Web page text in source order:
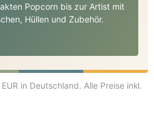
Popcorn bis zur Artist mit
Hüllen und Zubehör.
in Deutschland. Alle Preise inkl.